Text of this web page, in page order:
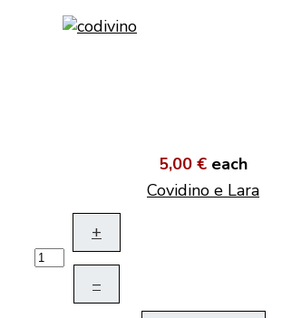
5,00 € each
Covidino e Lara
+
–